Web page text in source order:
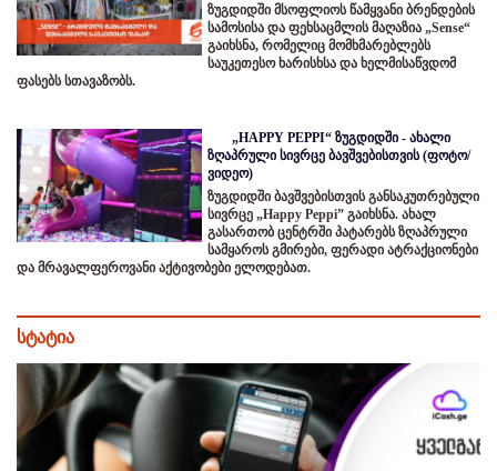
ზუგდიდში მსოფლიოს წამყვანი ბრენდების
სამოსისა და ფეხსაცმლის მაღაზია „Sense“
გაიხსნა, რომელიც მომხმარებლებს
საუკეთესო ხარისხსა და ხელმისაწვდომ
ფასებს სთავაზობს.
„HAPPY PEPPI“ ზუგდიდში - ახალი
ზღაპრული სივრცე ბავშვებისთვის (ფოტო/
ვიდეო)
ზუგდიდში ბავშვებისთვის განსაკუთრებული
სივრცე „Happy Peppi” გაიხსნა. ახალ
გასართობ ცენტრში პატარებს ზღაპრული
სამყაროს გმირები, ფერადი ატრაქციონები
და მრავალფეროვანი აქტივობები ელოდებათ.
სტატია